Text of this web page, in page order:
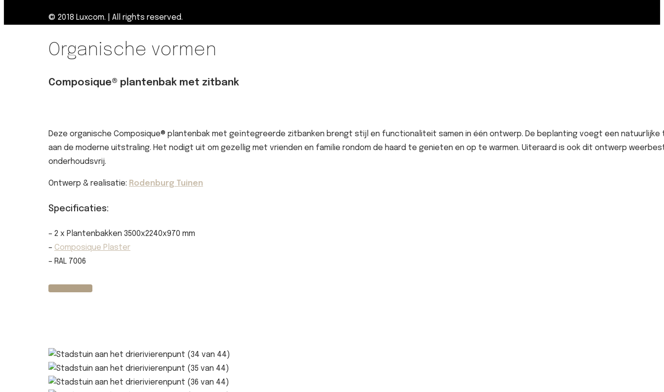
© 2018 Luxcom. | All rights reserved.
Organische vormen
Composique® plantenbak met zitbank
Deze organische Composique® plantenbak met geïntegreerde zitbanken brengt stijl en functionaliteit samen in één ontwerp. De beplanting voegt een
aan de moderne uitstraling. Het nodigt uit om gezellig met vrienden en familie rondom de haard te genieten en op te warmen. Uiteraard is ook dit ontwerp
onderhoudsvrij.
Ontwerp & realisatie: Rodenburg Tuinen
Specificaties:
– 2 x Plantenbakken 3500x2240x970 mm
– Composique Plaster
– RAL 7006
Bekijk foto's